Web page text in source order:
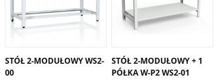
STÓŁ 2-MODUŁOWY WS2-
00
STÓŁ 2-MODUŁOWY + 1
PÓŁKA W-P2 WS2-01